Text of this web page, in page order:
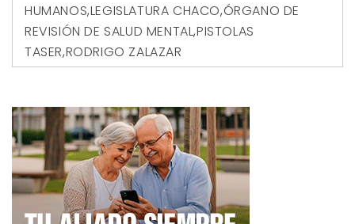
HUMANOS,LEGISLATURA CHACO,ÓRGANO DE
REVISIÓN DE SALUD MENTAL,PISTOLAS
TASER,RODRIGO ZALAZAR